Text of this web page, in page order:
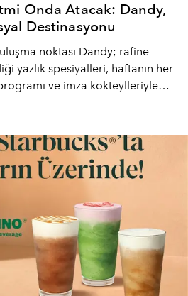
Onda Atacak: Dandy,
Destinasyonu
noktası Dandy; rafine
yazlık spesiyalleri, haftanın her
ve imza kokteylleriyle
mekan; gurme lezzetleri, iyi
özel puro alanını tek bir çatı